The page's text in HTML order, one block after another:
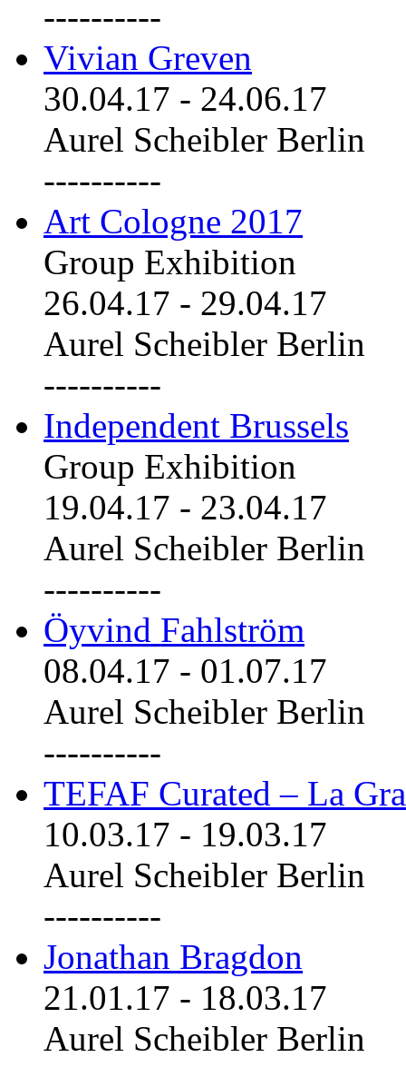
----------
Vivian Greven
30.04.17 - 24.06.17
Aurel Scheibler Berlin
----------
Art Cologne 2017
Group Exhibition
26.04.17 - 29.04.17
Aurel Scheibler Berlin
----------
Independent Brussels
Group Exhibition
19.04.17 - 23.04.17
Aurel Scheibler Berlin
----------
Öyvind Fahlström
08.04.17 - 01.07.17
Aurel Scheibler Berlin
----------
TEFAF Curated – La
10.03.17 - 19.03.17
Aurel Scheibler Berlin
----------
Jonathan Bragdon
21.01.17 - 18.03.17
Aurel Scheibler Berlin